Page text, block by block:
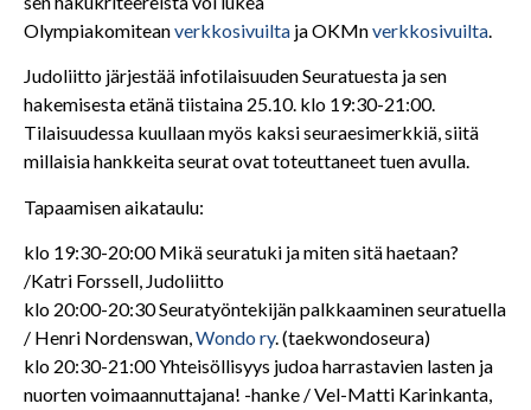
Olympiakomiteanverkkosivuilta ja OKMnverkkosivuilta.
Judoliitto järjestää infotilaisuuden Seuratuesta ja sen
hakemisesta etänä tiistaina 25.10. klo 19:30-21:00.
Tilaisuudessa kuullaan myös kaksi seuraesimerkkiä, siitä
millaisia hankkeita seurat ovat toteuttaneet tuen avulla.
Tapaamisen aikataulu:
klo 19:30-20:00 Mikä seuratuki ja miten sitä haetaan?
/Katri Forssell, Judoliitto
klo 20:00-20:30 Seuratyöntekijän palkkaaminen seuratuella
/ Henri Nordenswan,Wondo ry. (taekwondoseura)
klo 20:30-21:00 Yhteisöllisyys judoa harrastavien lasten ja
nuorten voimaannuttajana! -hanke / Vel-Matti Karinkanta,